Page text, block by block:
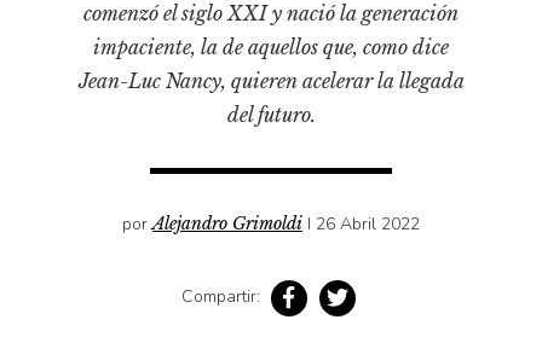
Voces y lecturas
comenzó el siglo XXI y nació la generación
impaciente, la de aquellos que, como dice
Jean-Luc Nancy, quieren acelerar la llegada
del futuro.
porAlejandro Grimoldi I 26 Abril 2022
Compartir: